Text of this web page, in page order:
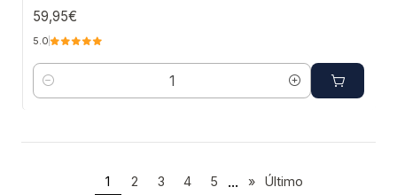
59,95€
5.0
Quantidade
1 2 3 4 5 ... » Último